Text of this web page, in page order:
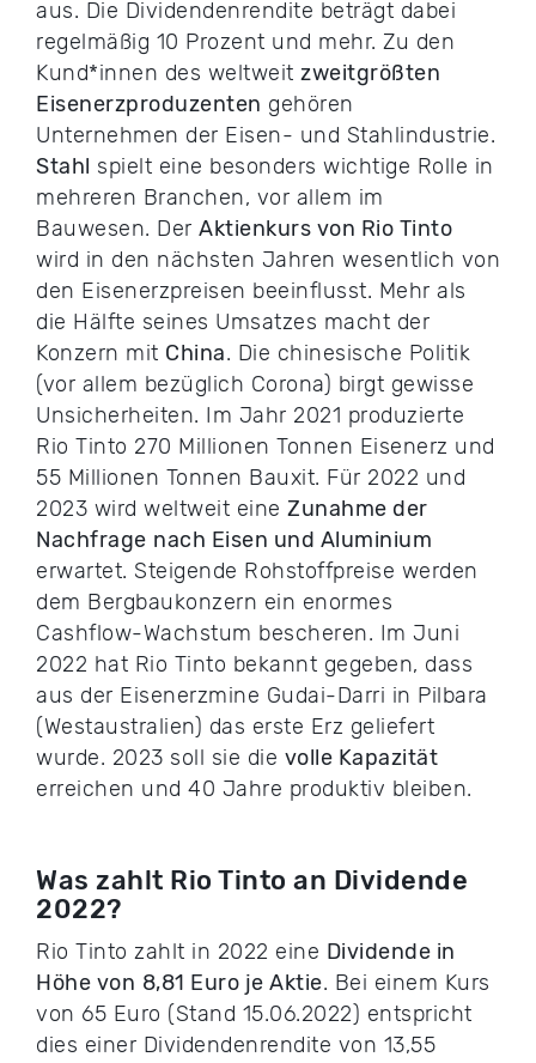
aus. Die Dividendenrendite beträgt dabei
regelmäßig 10 Prozent und mehr. Zu den
Kund*innen des weltweit zweitgrößten
Eisenerzproduzenten gehören
Unternehmen der Eisen- und Stahlindustrie.
Stahl spielt eine besonders wichtige Rolle in
mehreren Branchen, vor allem im
Bauwesen. Der Aktienkurs von Rio Tinto
wird in den nächsten Jahren wesentlich von
den Eisenerzpreisen beeinflusst. Mehr als
die Hälfte seines Umsatzes macht der
Konzern mit China. Die chinesische Politik
(vor allem bezüglich Corona) birgt gewisse
Unsicherheiten. Im Jahr 2021 produzierte
Rio Tinto 270 Millionen Tonnen Eisenerz und
55 Millionen Tonnen Bauxit. Für 2022 und
2023 wird weltweit eine Zunahme der
Nachfrage nach Eisen und Aluminium
erwartet. Steigende Rohstoffpreise werden
dem Bergbaukonzern ein enormes
Cashflow-Wachstum bescheren. Im Juni
2022 hat Rio Tinto bekannt gegeben, dass
aus der Eisenerzmine Gudai-Darri in Pilbara
(Westaustralien) das erste Erz geliefert
wurde. 2023 soll sie die volle Kapazität
erreichen und 40 Jahre produktiv bleiben.
Was zahlt Rio Tinto an Dividende
2022?
Rio Tinto zahlt in 2022 eine Dividende in
Höhe von 8,81 Euro je Aktie. Bei einem Kurs
von 65 Euro (Stand 15.06.2022) entspricht
dies einer Dividendenrendite von 13,55